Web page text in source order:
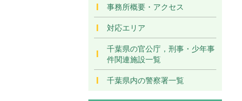
事務所概要・アクセス
対応エリア
千葉県の官公庁，刑事・少年事
件関連施設一覧
千葉県内の警察署一覧